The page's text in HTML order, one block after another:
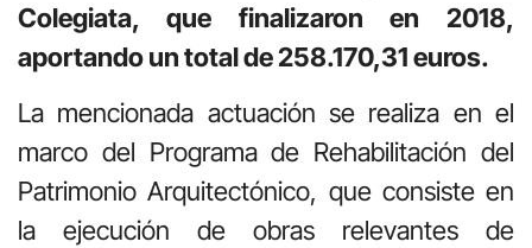
Colegiata, que finalizaron en 2018,
aportando un total de 258.170,31 euros.
La mencionada actuación se realiza en el
marco del Programa de Rehabilitación del
Patrimonio Arquitectónico, que consiste en
la ejecución de obras relevantes de